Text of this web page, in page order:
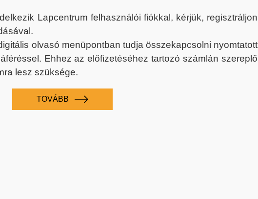
Lapcentrum felhasználói fiókkal, kérjük, regisztráljon
olvasó menüpontban tudja összekapcsolni nyomtatott
Ehhez az előfizetéséhez tartozó számlán szereplő
lesz szüksége.
TOVÁBB